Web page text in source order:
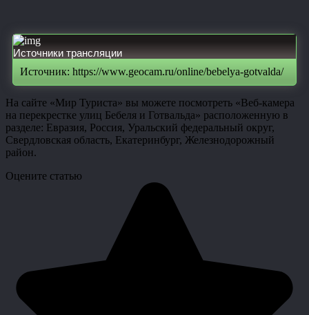
Источники трансляции
Источник: https://www.geocam.ru/online/bebelya-gotvalda/
На сайте «Мир Туриста» вы можете посмотреть «Веб-камера
на перекрестке улиц Бебеля и Готвальда» расположенную в
разделе: Евразия, Россия, Уральский федеральный округ,
Свердловская область, Екатеринбург, Железнодорожный
район.
Оцените статью